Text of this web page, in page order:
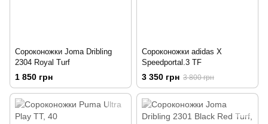
Сороконожки Joma Dribling
2304 Royal Turf
1 850 грн
Сороконожки adidas X
Speedportal.3 TF
3 350 грн 3 800 грн